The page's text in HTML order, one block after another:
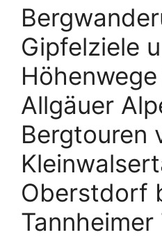
Gipfelziele
Allgäuer
Bergtouren
Oberstdorf
Tannheimer